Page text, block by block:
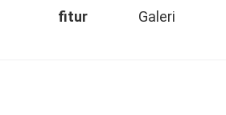
fitur Galeri